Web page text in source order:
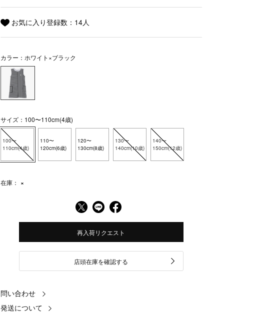
お気に入り登録数： 14人
カラー：ホワイト×ブラック
サイズ：100〜110cm(4歳)
100〜
110cm(4歳)
110〜
120cm(6歳)
120〜
130cm(8歳)
130〜
140cm(10歳)
140〜
150cm(12歳)
在庫： ×
再入荷リクエスト
店頭在庫を確認する
問い合わせ
発送について